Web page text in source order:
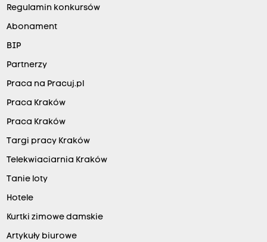
Regulamin konkursów
Abonament
BIP
Partnerzy
Praca na Pracuj.pl
Praca Kraków
Praca Kraków
Targi pracy Kraków
Telekwiaciarnia Kraków
Tanie loty
Hotele
Kurtki zimowe damskie
Artykuły biurowe